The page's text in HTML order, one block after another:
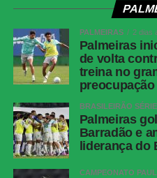
PALMEIRAS 2 dias
Palmeiras
de volta
treina no
preocupação
BRASILEIRÃO
Palmeiras
Barradão e
liderança do
CAMPEONATO